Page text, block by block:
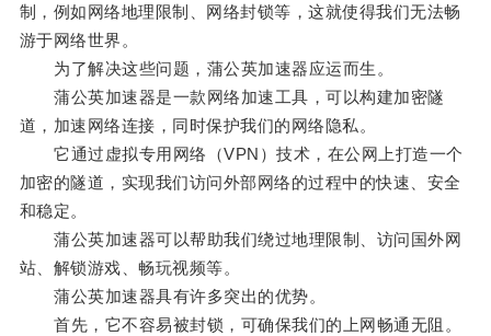
制，例如网络地理限制、网络封锁等，这就使得我们无法畅
游于网络世界。
为了解决这些问题，蒲公英加速器应运而生。
蒲公英加速器是一款网络加速工具，可以构建加密隧
道，加速网络连接，同时保护我们的网络隐私。
它通过虚拟专用网络（VPN）技术，在公网上打造一个
加密的隧道，实现我们访问外部网络的过程中的快速、安全
和稳定。
蒲公英加速器可以帮助我们绕过地理限制、访问国外网
站、解锁游戏、畅玩视频等。
蒲公英加速器具有许多突出的优势。
首先，它不容易被封锁，可确保我们的上网畅通无阻。